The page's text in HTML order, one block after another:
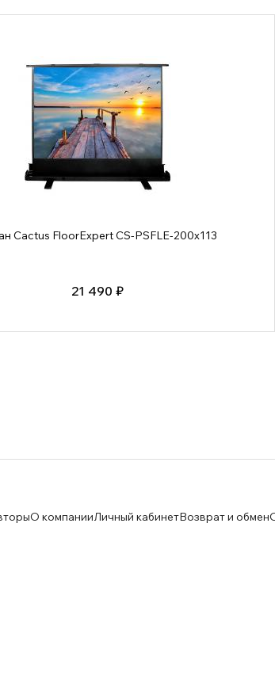
Cactus FloorExpert CS-PSFLE-200x113
21 490 ₽
О компанииЛичный кабинетВозврат и обмен